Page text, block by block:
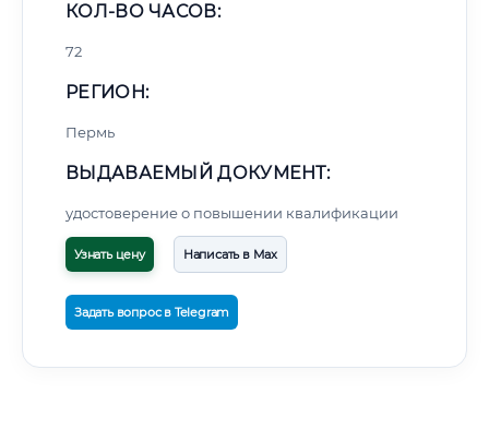
КОЛ-ВО ЧАСОВ:
72
РЕГИОН:
Пермь
ВЫДАВАЕМЫЙ ДОКУМЕНТ:
удостоверение о повышении квалификации
Узнать цену Написать в Max
Задать вопрос в Telegram